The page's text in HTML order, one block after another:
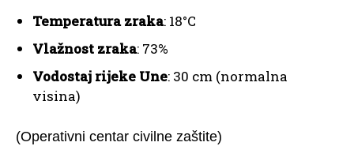
Temperatura zraka: 18°C
Vlažnost zraka: 73%
Vodostaj rijeke Une: 30 cm (normalna
visina)
(Operativni centar civilne zaštite)